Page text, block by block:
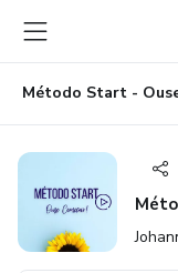
para
o
conteúdo
principal
para
o
pagamento
para
o
rodapé